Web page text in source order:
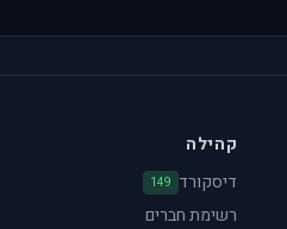
קהילה
דיסקורד 149
רשימת חברים